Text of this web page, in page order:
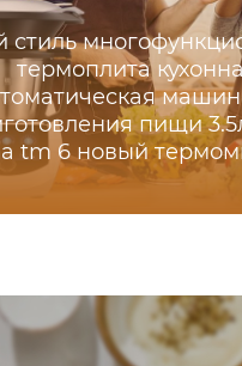
стиль
термоплита
пищи
tm 6 новый